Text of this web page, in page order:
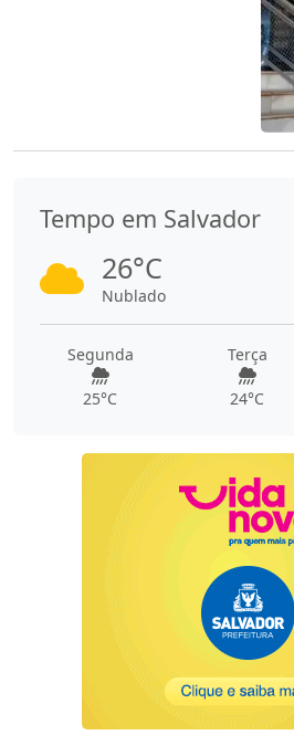
Tempo em Salvador
26°C
Nublado
Segunda
25°C
Terça
24°C